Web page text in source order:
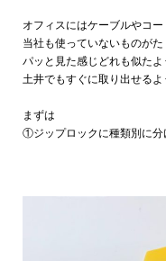
オフィスにはケーブルやコー
当社も使っていないものがた
パッと見た感じどれも似たよ
土井でもすぐに取り出せるよ
まずは
①ジップロックに種類別に